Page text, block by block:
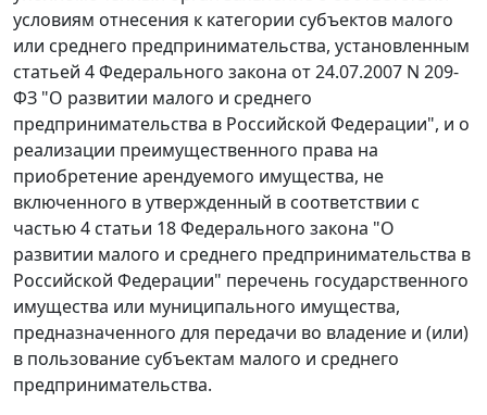
условиям отнесения к категории субъектов малого
или среднего предпринимательства, установленным
статьей 4Федерального закона от 24.07.2007 N 209-
ФЗ "О развитии малого и среднего
предпринимательства в Российской Федерации", и о
реализации преимущественного права на
приобретение арендуемого имущества, не
включенного в утвержденный в соответствии с
частью 4 статьи 18Федерального закона "О
развитии малого и среднего предпринимательства в
Российской Федерации" перечень государственного
имущества или муниципального имущества,
предназначенного для передачи во владение и (или)
в пользование субъектам малого и среднего
предпринимательства.